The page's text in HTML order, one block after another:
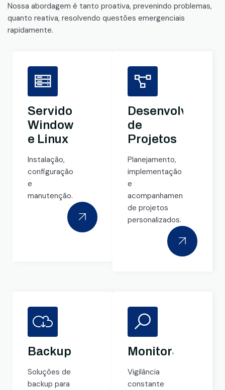
Nossa abordagem é tanto proativa, prevenindo problemas,
quanto reativa, resolvendo questões emergenciais
rapidamente.
Servidores
Windows
e Linux
Instalação,
configuração
e
manutenção.
de
Projetos
Planejamento,
implementação
e
acompanhamento
de projetos
personalizados.
Backup
Soluções de
backup para
Monitoramento
Vigilância
constante